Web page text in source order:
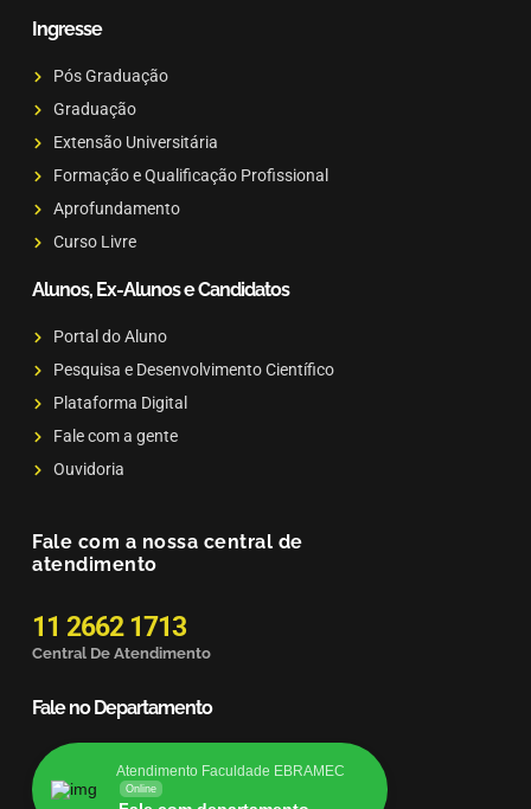
Ingresse
Pós Graduação
Graduação
Extensão Universitária
Formação e Qualificação Profissional
Aprofundamento
Curso Livre
Alunos, Ex-Alunos e Candidatos
Portal do Aluno
Pesquisa e Desenvolvimento Científico
Plataforma Digital
Fale com a gente
Ouvidoria
Fale com a nossa central de
atendimento
11 2662 1713
Central De Atendimento
Fale no Departamento
Atendimento Faculdade EBRAMEC
Online